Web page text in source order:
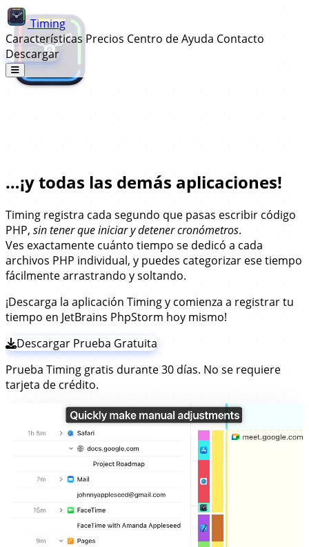
Timing
Características Precios Centro de Ayuda Contacto
Descargar
…¡y todas las demás aplicaciones!
Timing registra cada segundo que pasas escribir código
PHP, sin tener que iniciar y detener cronómetros.
Ves exactamente cuánto tiempo se dedicó a cada
archivos PHP individual, y puedes categorizar ese tiempo
fácilmente arrastrando y soltando.
¡Descarga la aplicación Timing y comienza a registrar tu
tiempo en JetBrains PhpStorm hoy mismo!
Descargar Prueba Gratuita
Prueba Timing gratis durante 30 días. No se requiere
tarjeta de crédito.